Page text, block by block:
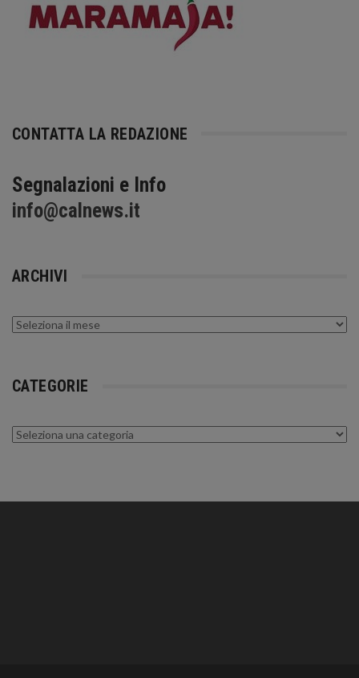
CONTATTA LA REDAZIONE
Segnalazioni e Info
info@calnews.it
ARCHIVI
Archivi
CATEGORIE
Categorie